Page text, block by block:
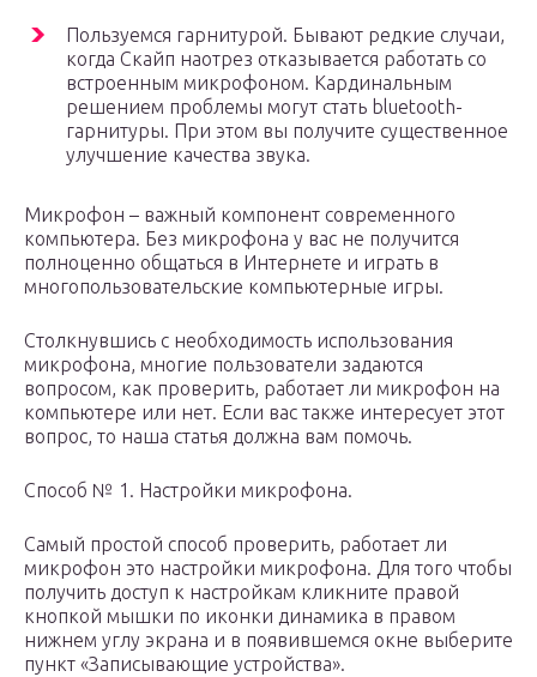
Пользуемся гарнитурой. Бывают редкие случаи,
когда Скайп наотрез отказывается работать со
встроенным микрофоном. Кардинальным
решением проблемы могут стать bluetooth-
гарнитуры. При этом вы получите существенное
улучшение качества звука.
Микрофон – важный компонент современного
компьютера. Без микрофона у вас не получится
полноценно общаться в Интернете и играть в
многопользовательские компьютерные игры.
Столкнувшись с необходимость использования
микрофона, многие пользователи задаются
вопросом, как проверить, работает ли микрофон на
компьютере или нет. Если вас также интересует этот
вопрос, то наша статья должна вам помочь.
Способ № 1. Настройки микрофона.
Самый простой способ проверить, работает ли
микрофон это настройки микрофона. Для того чтобы
получить доступ к настройкам кликните правой
кнопкой мышки по иконки динамика в правом
нижнем углу экрана и в появившемся окне выберите
пункт «Записывающие устройства».